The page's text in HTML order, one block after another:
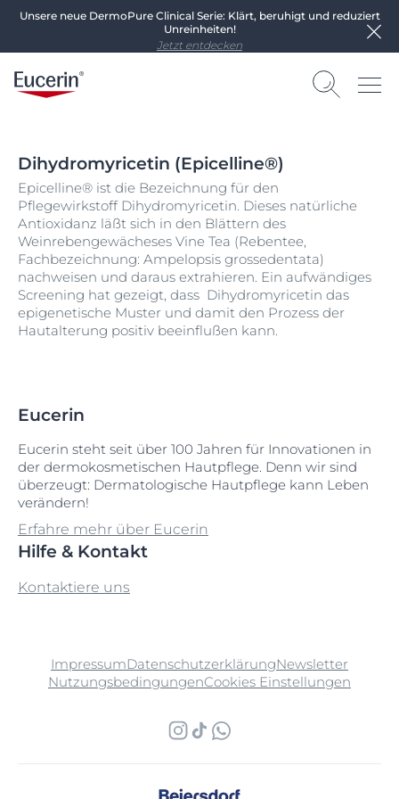
Unsere neue DermoPure Clinical Serie: Klärt, beruhigt und reduziert
Unreinheiten!
Jetzt entdecken
Dihydromyricetin (Epicelline®)
Epicelline® ist die Bezeichnung für den
Pflegewirkstoff Dihydromyricetin. Dieses natürliche
Antioxidanz läßt sich in den Blättern des
Weinrebengewächeses Vine Tea (Rebentee,
Fachbezeichnung: Ampelopsis grossedentata)
nachweisen und daraus extrahieren. Ein aufwändiges
Screening hat gezeigt, dass Dihydromyricetin das
epigenetische Muster und damit den Prozess der
Hautalterung positiv beeinflußen kann.
Eucerin
Eucerin steht seit über 100 Jahren für Innovationen in
der dermokosmetischen Hautpflege. Denn wir sind
überzeugt: Dermatologische Hautpflege kann Leben
verändern!
Erfahre mehr über Eucerin
Hilfe & Kontakt
Kontaktiere uns
ImpressumDatenschutzerklärungNewsletter
NutzungsbedingungenCookies Einstellungen